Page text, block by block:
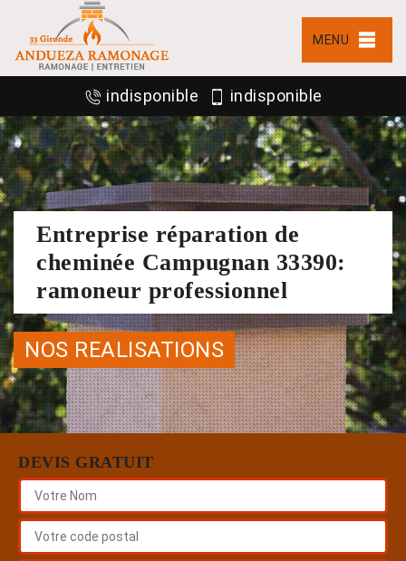
MENU
indisponible indisponible
Entreprise réparation de
cheminée Campugnan 33390:
ramoneur professionnel
NOS REALISATIONS
DEVIS GRATUIT